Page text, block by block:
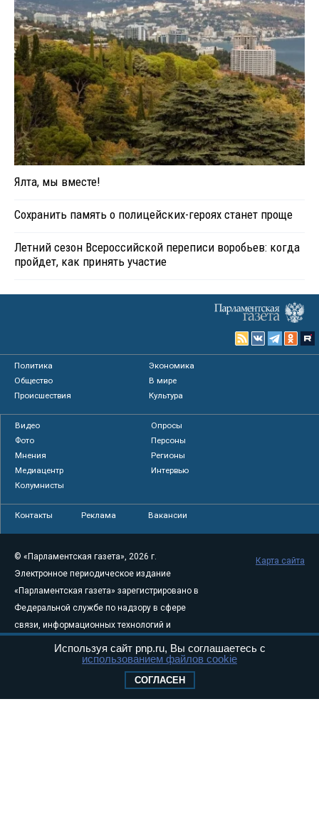
Ялта, мы вместе!
Сохранить память о полицейских-героях станет проще
Летний сезон Всероссийской переписи воробьев: когда
пройдет, как принять участие
Политика
Экономика
Общество
В мире
Происшествия
Культура
Видео
Опросы
Фото
Персоны
Мнения
Регионы
Медиацентр
Интервью
Колумнисты
Контакты Реклама Вакансии
© «Парламентская газета», 2026 г.
Электронное периодическое издание
«Парламентская газета» зарегистрировано в
Федеральной службе по надзору в сфере
связи, информационных технологий и
августа 2011 года. 18+
Свидетельство о регистрации Эл № ФС77-
Карта сайта
Используя сайт pnp.ru, Вы соглашаетесь с
использованием файлов cookie
СОГЛАСЕН